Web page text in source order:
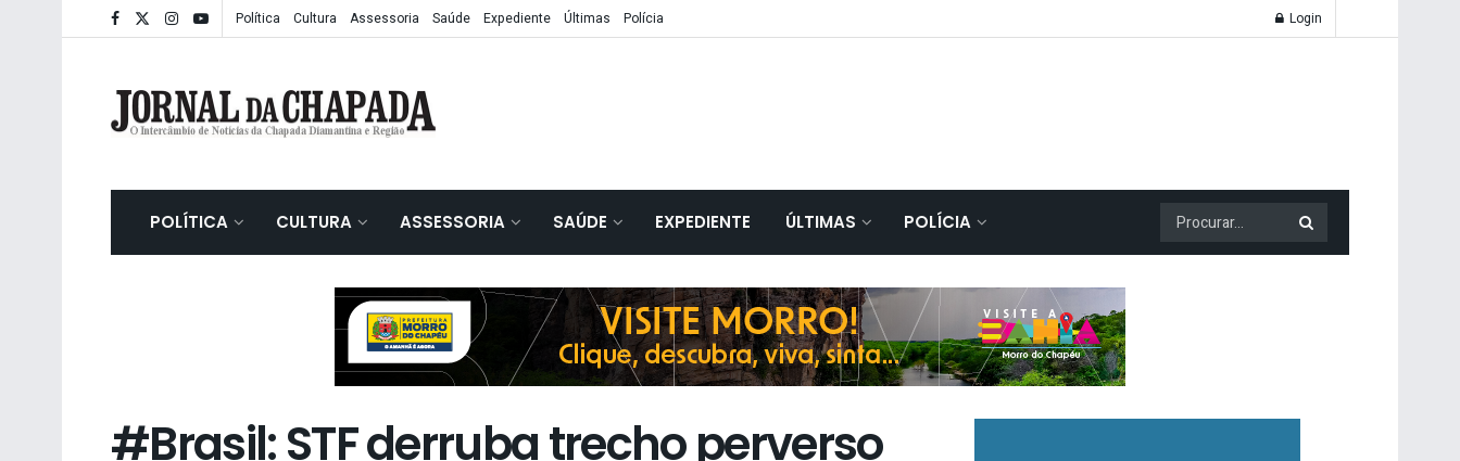
Política Cultura Assessoria Saúde Expediente Últimas Polícia Login
POLÍTICA CULTURA ASSESSORIA SAÚDE EXPEDIENTE ÚLTIMAS POLÍCIA
#Brasil: STF derruba trecho perverso